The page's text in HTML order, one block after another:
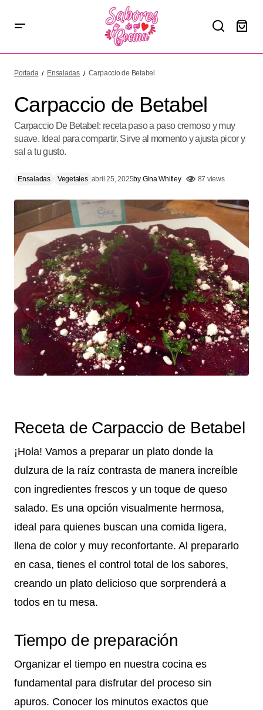
Portada Ensaladas Carpaccio de Betabel
Carpaccio de Betabel
Carpaccio De Betabel: receta paso a paso cremoso y muy
suave. Ideal para compartir. Sirve al momento y ajusta picor y
sal a tu gusto.
Ensaladas Vegetales abril 25, 2025by Gina Whitley 87 views
Receta de Carpaccio de Betabel
¡Hola! Vamos a preparar un plato donde la
dulzura de la raíz contrasta de manera increíble
con ingredientes frescos y un toque de queso
salado. Es una opción visualmente hermosa,
ideal para quienes buscan una comida ligera,
llena de color y muy reconfortante. Al prepararlo
en casa, tienes el control total de los sabores,
creando un plato delicioso que sorprenderá a
todos en tu mesa.
Tiempo de preparación
Organizar el tiempo en nuestra cocina es
fundamental para disfrutar del proceso sin
apuros. Conocer los minutos exactos que